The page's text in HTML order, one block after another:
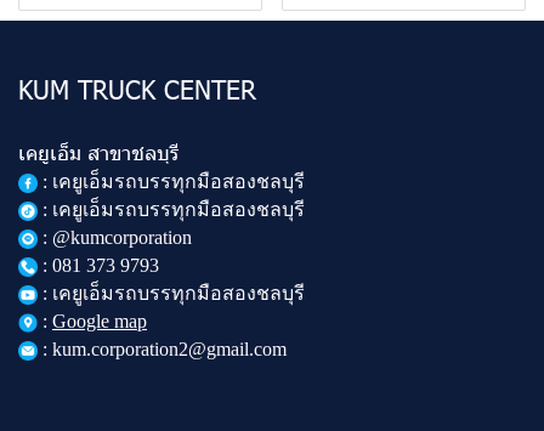
KUM TRUCK CENTER
เคยูเอ็ม สาขาชลบุรี
: เคยูเอ็มรถบรรทุกมือสองชลบุรี
: เคยูเอ็มรถบรรทุกมือสองชลบุรี
: @kumcorporation
: 081 373 9793
: เคยูเอ็มรถบรรทุกมือสองชลบุรี
: Google map
: kum.corporation2@gmail.com